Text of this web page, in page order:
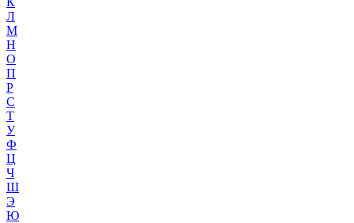
Л
М
Н
О
П
Р
С
Т
У
Ф
Ц
Ч
Ш
Э
Ю